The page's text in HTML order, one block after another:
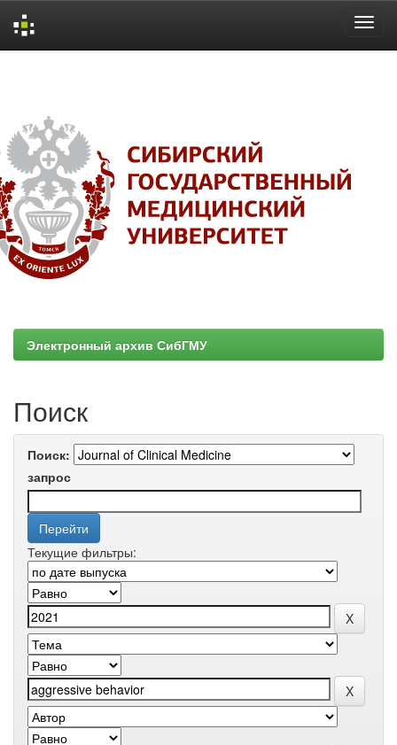
Электронный архив СибГМУ
Поиск
Поиск:
запрос
Текущие фильтры: